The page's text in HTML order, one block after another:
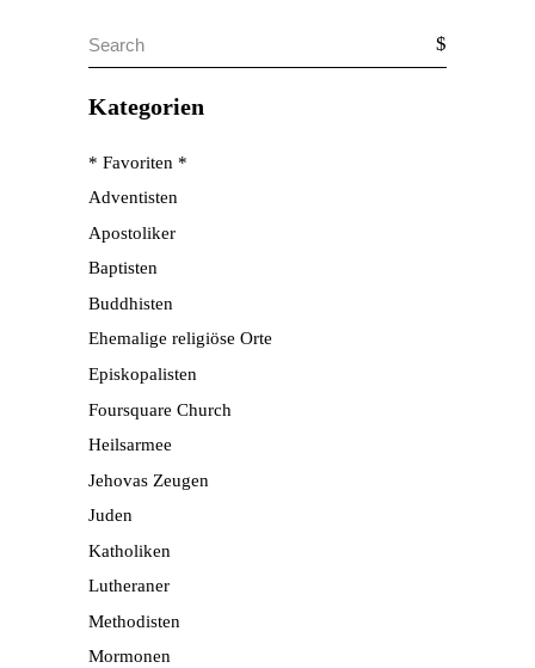
Search
Kategorien
* Favoriten *
Adventisten
Apostoliker
Baptisten
Buddhisten
Ehemalige religiöse Orte
Episkopalisten
Foursquare Church
Heilsarmee
Jehovas Zeugen
Juden
Katholiken
Lutheraner
Methodisten
Mormonen